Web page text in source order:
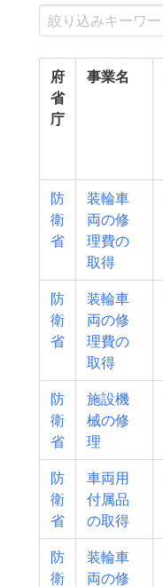
府
省
庁
事業名
防
衛
省
装輪車
両の修
理費の
取得
防
衛
省
装輪車
両の修
理費の
取得
防
衛
省
施設機
械の修
理
防
衛
省
車両用
付属品
の取得
防
衛
装輪車
両の修